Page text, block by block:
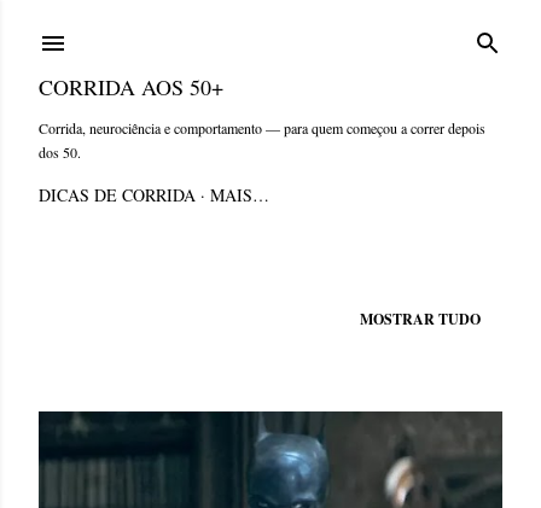
CORRIDA AOS 50+
Corrida, neurociência e comportamento — para quem começou a correr depois
dos 50.
DICAS DE CORRIDA MAIS…
MOSTRAR TUDO